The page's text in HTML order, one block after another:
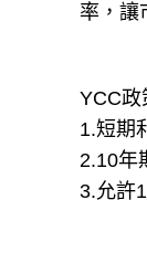
率，讓
YCC政
1.短期
2.10年
3.允許